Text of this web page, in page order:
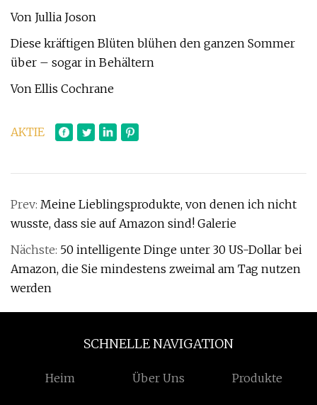
Von Jullia Joson
Diese kräftigen Blüten blühen den ganzen Sommer
über – sogar in Behältern
Von Ellis Cochrane
AKTIE
Prev: Meine Lieblingsprodukte, von denen ich nicht
wusste, dass sie auf Amazon sind! Galerie
Nächste: 50 intelligente Dinge unter 30 US-Dollar bei
Amazon, die Sie mindestens zweimal am Tag nutzen
werden
SCHNELLE NAVIGATION
Heim Über Uns Produkte